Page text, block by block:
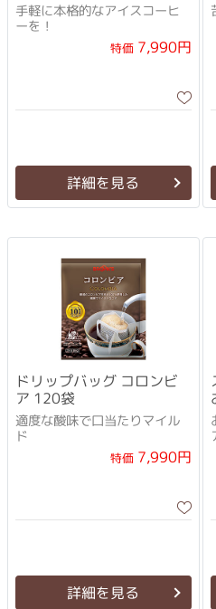
手軽に本格的なアイスコーヒ
ーを！
特価7,990円
詳細を見る
ドリップバッグ コロンビ
ア 120袋
適度な酸味で口当たりマイル
ド
特価7,990円
詳細を見る